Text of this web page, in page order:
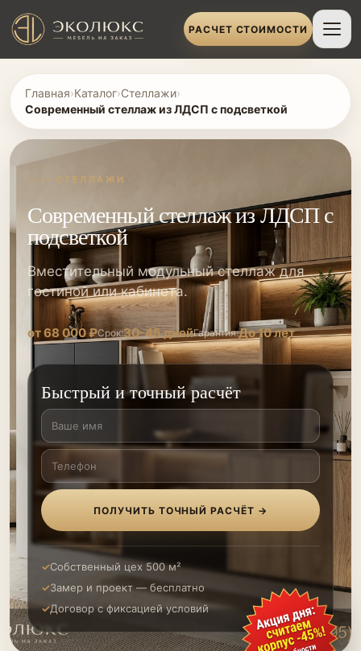
РАСЧЕТ СТОИМОСТИ
Главная›Каталог›Стеллажи›
Современный стеллаж из ЛДСП с подсветкой
СТЕЛЛАЖИ
Современный стеллаж из ЛДСП с
подсветкой
Вместительный модульный стеллаж для
гостиной или кабинета.
от 68 000 ₽Срок:30-45 днейГарантия:До 10 лет
Быстрый и точный расчёт
ПОЛУЧИТЬ ТОЧНЫЙ РАСЧЁТ →
Собственный цех 500 м²
Замер и проект — бесплатно
Договор с фиксацией условий